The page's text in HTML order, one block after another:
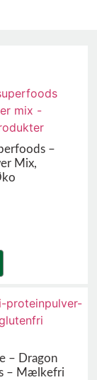
–
Mix,
– Dragon
– Mælkefri